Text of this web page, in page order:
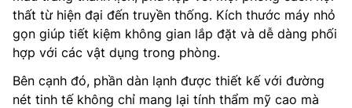
thất từ hiện đại đến truyền thống. Kích thước máy nhỏ
gọn giúp tiết kiệm không gian lắp đặt và dễ dàng phối
hợp với các vật dụng trong phòng.
Bên cạnh đó, phần dàn lạnh được thiết kế với đường
nét tinh tế không chỉ mang lại tính thẩm mỹ cao mà